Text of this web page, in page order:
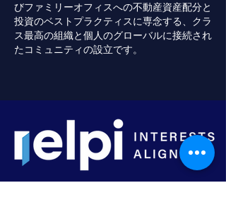
びファミリーオフィスへの不動産資産配分と
投資のベストプラクティスに専念する、クラ
ス最高の組織と個人のグローバルに接続され
たコミュニティの設立です。